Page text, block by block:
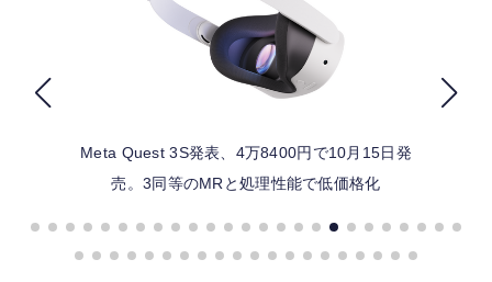
公式ストア
Meta Quest 3S発表、4万8400円で10月15日発
売。3同等のMRと処理性能で低価格化